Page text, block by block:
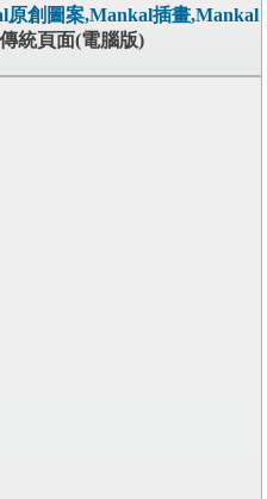
創圖案,Mankal插畫,Mankal
傳統頁面(電腦版)